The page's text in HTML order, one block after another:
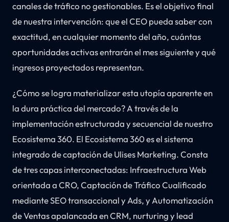
canales de tráfico no gestionables. Es el objetivo final
de nuestra intervención: que el CEO pueda saber con
exactitud, en cualquier momento del año, cuántas
oportunidades activas entrarán el mes siguiente y qué
ingresos proyectados representan.
¿Cómo se logra materializar esta utopía aparente en
la dura práctica del mercado? A través de la
implementación estructurada y secuencial de nuestro
Ecosistema 360. El Ecosistema 360 es el sistema
integrado de captación de Ulises Marketing. Consta
de tres capas interconectadas: Infraestructura Web
orientada a CRO, Captación de Tráfico Cualificado
mediante SEO transaccional y Ads, y Automatización
de Ventas apalancada en CRM, nurturing y lead